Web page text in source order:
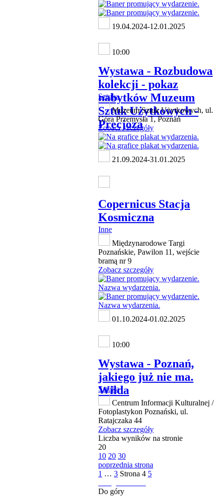
19.04.2024-12.01.2025
10:00
Wystawa - Rozbudowa
kolekcji - pokaz
nabytków Muzeum
Sztuk Użytkowych -
Precjoza
Sztuka
Muzeum Sztuk Użytkowych, ul.
Góra Przemysła 1, Poznań
Zobacz szczegóły
21.09.2024-31.01.2025
Copernicus Stacja
Kosmiczna
Inne
Międzynarodowe Targi
Poznańskie, Pawilon 11, wejście
bramą nr 9
Zobacz szczegóły
01.10.2024-01.02.2025
10:00
Wystawa - Poznań,
jakiego już nie ma.
Wilda
Sztuka
Centrum Informacji Kulturalnej /
Fotoplastykon Poznański, ul.
Ratajczaka 44
Zobacz szczegóły
Liczba wyników na stronie
20
10 20 30
poprzednia strona
1 … 3 Strona 4 5
Do góry